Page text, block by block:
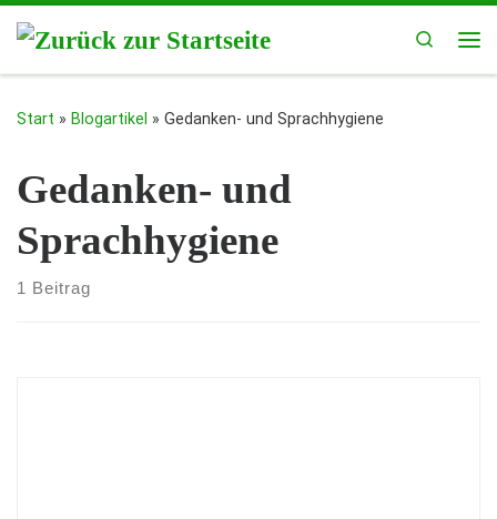
Zum Inhalt springen
Search
Start » Blogartikel » Gedanken- und Sprachhygiene
Gedanken- und
Sprachhygiene
1 Beitrag